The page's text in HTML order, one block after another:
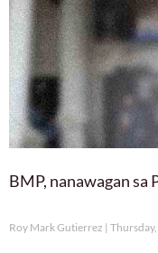
BMP, nanawagan sa
Roy Mark Gutierrez